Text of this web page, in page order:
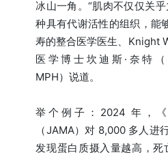
冰山一角。“肌肉不仅仅关
种具有代谢活性的组织，能
寿的整合医学医生、Knight
医学博士坎迪斯·奈特（
MPH）说道。
举个例子：2024 年，
（JAMA）对 8,000 多人进
发现蛋白质摄入量越高，